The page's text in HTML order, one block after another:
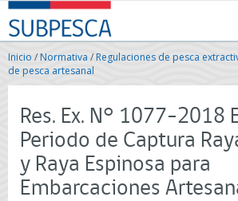
Contenido
principal
SUBPESCA
-
Subsecretaría
de
Pesca
Acuicultura
Gobierno
de
Chile
Inicio /Normativa / Regulaciones de pesca
de pesca artesanal
Res. Ex. N° 1077-2018
Periodo de Captura
y Raya Espinosa para
Embarcaciones